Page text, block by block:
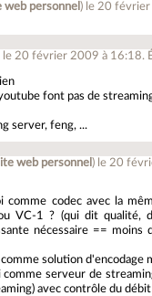
web personnel ) le 20
le 20 février 2009 à 16:18.
font pas de
server, feng, ...
web personnel ) le 20
comme codec avec la
VC-1 ? (qui dit qualité,
nécessaire == moins
solution d'encodage
serveur de
avec contrôle du débit